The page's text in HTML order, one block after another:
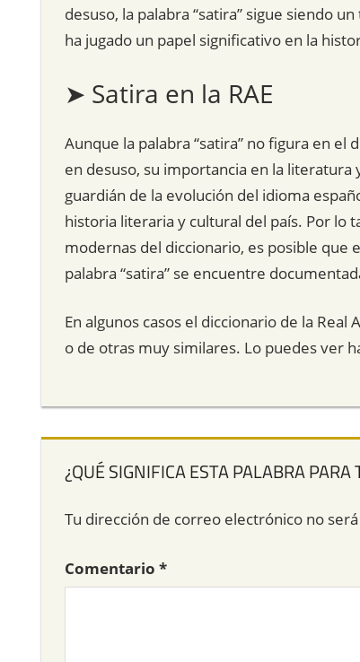
desuso, la palabra “satira” sigue siendo
ha jugado un papel significativo en la
➤ Satira en la RAE
Aunque la palabra “satira” no figura en el
en desuso, su importancia en la literatura
guardián de la evolución del idioma
historia literaria y cultural del país. Por lo
modernas del diccionario, es posible que
palabra “satira” se encuentre
En algunos casos el diccionario de la Real
o de otras muy similares. Lo puedes ver
¿QUÉ SIGNIFICA ESTA PALABRA PARA
Tu dirección de correo electrónico no
Comentario *